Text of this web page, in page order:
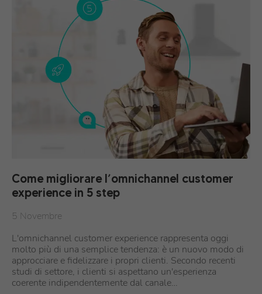
Come migliorare l’omnichannel customer
experience in 5 step
5 Novembre
L'omnichannel customer experience rappresenta oggi
molto più di una semplice tendenza: è un nuovo modo di
approcciare e fidelizzare i propri clienti. Secondo recenti
studi di settore, i clienti si aspettano un'esperienza
coerente indipendentemente dal canale…